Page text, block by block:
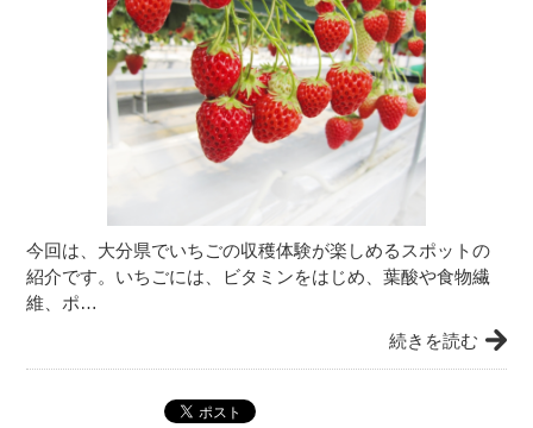
今回は、大分県でいちごの収穫体験が楽しめるスポットの
紹介です。いちごには、ビタミンをはじめ、葉酸や食物繊
維、ポ…
続きを読む